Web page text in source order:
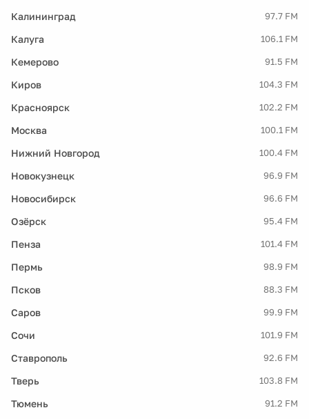
Калининград 97.7 FM
Калуга 106.1 FM
Кемерово 91.5 FM
Киров 104.3 FM
Красноярск 102.2 FM
Москва 100.1 FM
Нижний Новгород 100.4 FM
Новокузнецк 96.9 FM
Новосибирск 96.6 FM
Озёрск 95.4 FM
Пенза 101.4 FM
Пермь 98.9 FM
Псков 88.3 FM
Саров 99.9 FM
Сочи 101.9 FM
Ставрополь 92.6 FM
Тверь 103.8 FM
Тюмень 91.2 FM